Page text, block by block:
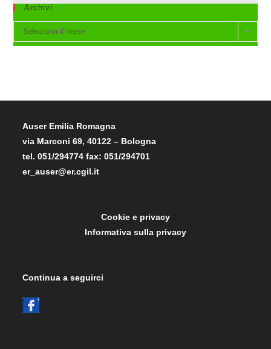
Archivi
Archivi
Seleziona il mese
Auser Emilia Romagna
via Marconi 69, 40122 – Bologna
tel. 051/294774 fax: 051/294701
er_auser@er.cgil.it
Cookie e privacy
Informativa sulla privacy
Continua a seguirci